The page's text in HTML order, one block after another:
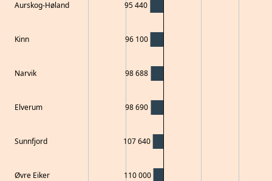
Aurskog-Høland
Kinn
Narvik
Elverum
Sunnfjord
Øvre Eiker
95 440
96 100
98 688
98 690
107 640
110 000